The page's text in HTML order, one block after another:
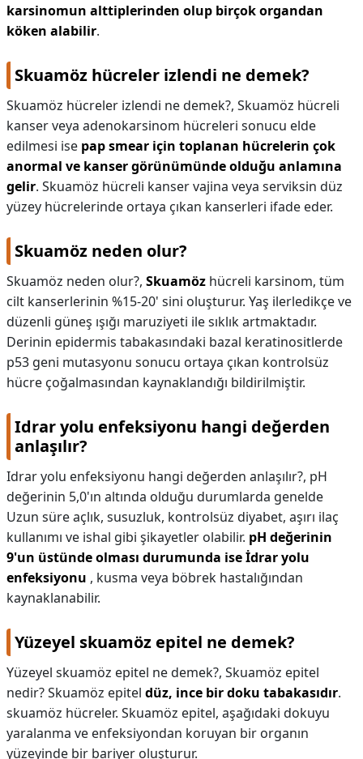
karsinomun alttiplerinden olup birçok organdan
köken alabilir.
Skuamöz hücreler izlendi ne demek?
Skuamöz hücreler izlendi ne demek?, Skuamöz hücreli
kanser veya adenokarsinom hücreleri sonucu elde
edilmesi ise pap smear için toplanan hücrelerin çok
anormal ve kanser görünümünde olduğu anlamına
gelir. Skuamöz hücreli kanser vajina veya serviksin düz
yüzey hücrelerinde ortaya çıkan kanserleri ifade eder.
Skuamöz neden olur?
Skuamöz neden olur?, Skuamöz hücreli karsinom, tüm
cilt kanserlerinin %15-20' sini oluşturur. Yaş ilerledikçe ve
düzenli güneş ışığı maruziyeti ile sıklık artmaktadır.
Derinin epidermis tabakasındaki bazal keratinositlerde
p53 geni mutasyonu sonucu ortaya çıkan kontrolsüz
hücre çoğalmasından kaynaklandığı bildirilmiştir.
Idrar yolu enfeksiyonu hangi değerden
anlaşılır?
Idrar yolu enfeksiyonu hangi değerden anlaşılır?, pH
değerinin 5,0'ın altında olduğu durumlarda genelde
Uzun süre açlık, susuzluk, kontrolsüz diyabet, aşırı ilaç
kullanımı ve ishal gibi şikayetler olabilir. pH değerinin
9'un üstünde olması durumunda ise İdrar yolu
enfeksiyonu , kusma veya böbrek hastalığından
kaynaklanabilir.
Yüzeyel skuamöz epitel ne demek?
Yüzeyel skuamöz epitel ne demek?, Skuamöz epitel
nedir? Skuamöz epitel düz, ince bir doku tabakasıdır.
skuamöz hücreler. Skuamöz epitel, aşağıdaki dokuyu
yaralanma ve enfeksiyondan koruyan bir organın
yüzeyinde bir bariyer oluşturur.